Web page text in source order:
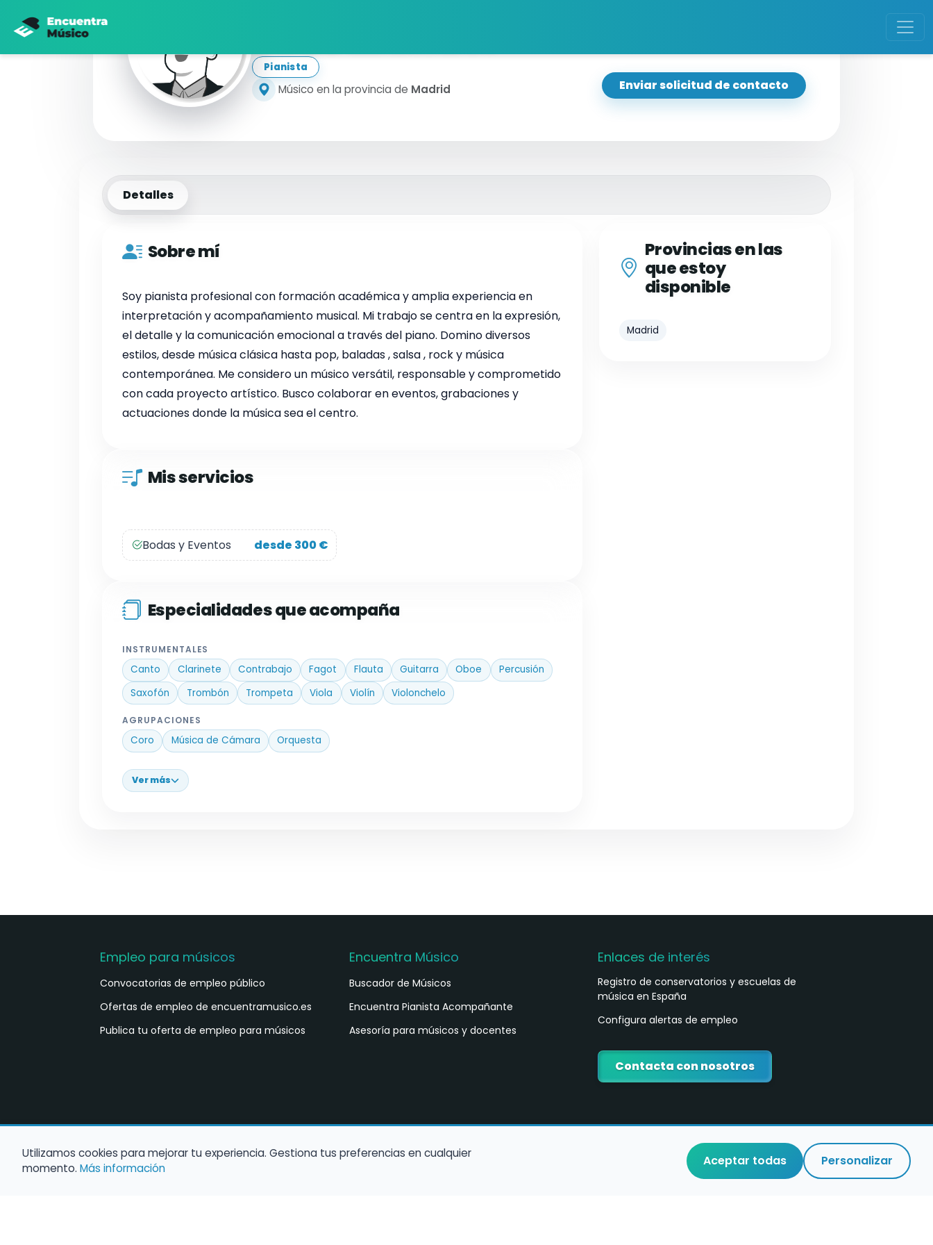
Pianista
Músico en la provincia de Madrid Enviar solicitud de contacto
Detalles
Sobre mí
Soy pianista profesional con formación académica y amplia experiencia en
interpretación y acompañamiento musical. Mi trabajo se centra en la expresión,
el detalle y la comunicación emocional a través del piano. Domino diversos
estilos, desde música clásica hasta pop, baladas , salsa , rock y música
contemporánea. Me considero un músico versátil, responsable y comprometido
con cada proyecto artístico. Busco colaborar en eventos, grabaciones y
actuaciones donde la música sea el centro.
Mis servicios
Bodas y Eventos desde 300 €
Especialidades que acompaña
INSTRUMENTALES
Canto Clarinete Contrabajo Fagot Flauta Guitarra Oboe
Percusión
Saxofón
Trombón Trompeta Viola Violín Violonchelo
AGRUPACIONES
Coro Música de Cámara Orquesta
Ver más
Provincias en las
que estoy
disponible
Madrid
Empleo para músicos
Convocatorias de empleo público
Ofertas de empleo de encuentramusico.es
Publica tu oferta de empleo para músicos
Encuentra Músico
Buscador de Músicos
Encuentra Pianista Acompañante
Asesoría para músicos y docentes
Enlaces de interés
Registro de conservatorios y escuelas de
música en España
Configura alertas de empleo
Contacta con nosotros
Utilizamos cookies para mejorar tu experiencia. Gestiona tus preferencias en cualquier
momento. Más información Aceptar todas Personalizar